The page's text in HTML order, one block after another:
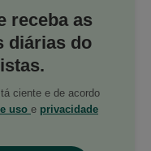
receba as
diárias do
ciente e de acordo
uso e privacidade